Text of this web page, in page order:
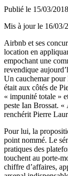
Publié le 15/03/
Mis à jour le 16/03/
Airbnb et ses
location en
empochant une
revendique
Un cauchemar pour
était aux côtés de
« impunité totale »
peste Ian Brossat.
renchérit Pierre
Pour lui, la
point nommé. Le
pratiques des
touchent au porte-
chiffre d’affaires,